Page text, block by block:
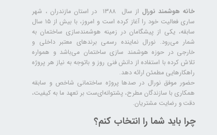
خانه هوشمند نورال
از سال ۱۳۸۸ در استان مازندران ، شهر
ساری فعالیت خود را آغاز کرده است و امروز، با بیش از ۱۵ سال
سابقه، یکی از پیشگامان در زمینه هوشمندسازی ساختمان به
شمار می‌رود. نورال نماینده رسمی برندهای معتبر داخلی و
خارجی در حوزه هوشمند سازی ساختمان می‌باشد و همواره
تلاش کرده با استفاده از دانش فنی روز و باتوجه به نیاز هر پروژه
راهکارهایی مطمئن ارائه دهد.
حضور موفق نورال در صدها پروژه‌ ساختمانی شاخص و سابقه
همکاری با سازندگان مطرح، پشتوانه‌ای‌ست بر تعهد ما به کیفیت،
دقت و رضایت مشتریان.
چرا باید شما را انتخاب کنم؟